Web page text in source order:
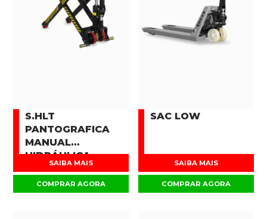
S.HLT
PANTOGRAFICA
MANUAL
HIDRÁULICA
SAIBA MAIS
COMPRAR AGORA
SAC LOW
SAIBA MAIS
COMPRAR AGORA